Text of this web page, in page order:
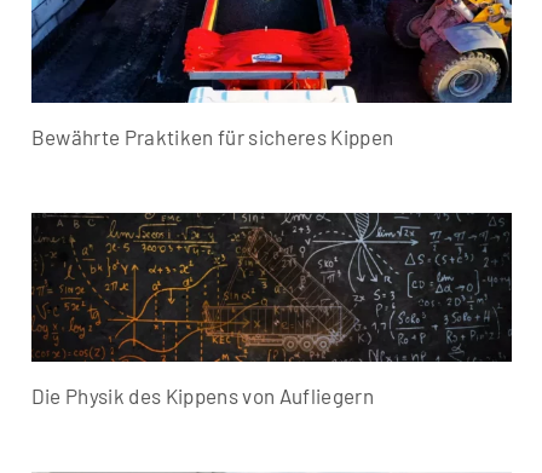
Bewährte Praktiken für sicheres Kippen
Die Physik des Kippens von Aufliegern